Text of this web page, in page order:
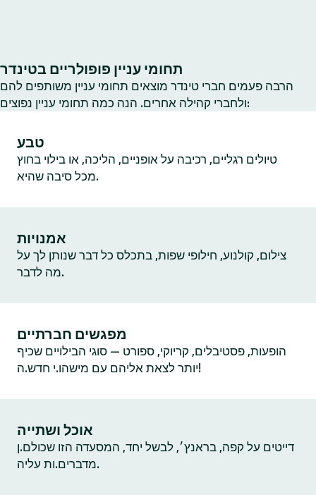
תחומי עניין פופולריים בטינדר
הרבה פעמים חברי טינדר מוצאים תחומי עניין משותפים להם
ולחברי קהילה אחרים. הנה כמה תחומי עניין נפוצים:
טבע
טיולים רגליים, רכיבה על אופניים, הליכה, או בילוי בחוץ
מכל סיבה שהיא.
אמנויות
צילום, קולנוע, חילופי שפות, בתכלס כל דבר שנותן לך על
מה לדבר.
מפגשים חברתיים
הופעות, פסטיבלים, קריוקי, ספורט — סוגי הבילויים שכיף
יותר לצאת אליהם עם מישהו.י חדש.ה!
אוכל ושתייה
דייטים על קפה, בראנץ׳, לבשל יחד, המסעדה הזו שכולם.ן
מדברים.ות עליה.